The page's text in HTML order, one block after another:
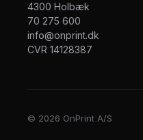
4300 Holbæk
70 275 600
info@onprint.dk
CVR 14128387
© 2026 OnPrint A/S